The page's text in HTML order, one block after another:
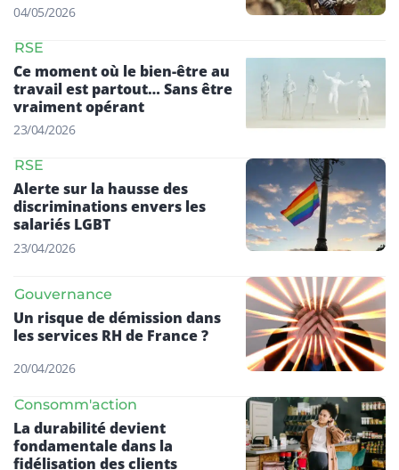
04/05/2026
RSE
Ce moment où le bien-être au
travail est partout… Sans être
vraiment opérant
23/04/2026
RSE
Alerte sur la hausse des
discriminations envers les
salariés LGBT
23/04/2026
Gouvernance
Un risque de démission dans
les services RH de France ?
20/04/2026
Consomm'action
La durabilité devient
fondamentale dans la
fidélisation des clients